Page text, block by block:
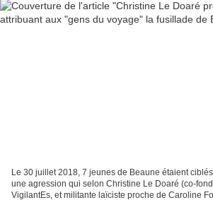
Le 30 juillet 2018, 7 jeunes de Beaune étaient
une agression qui selon Christine Le Doaré (co-
VigilantEs, et militante laïciste proche de Caroline